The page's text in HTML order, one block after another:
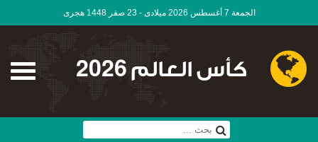
الجمعة 7 أغسطس 2026 ميلادى - 23 صفر 1448 هجرى
كأس العالم 2026